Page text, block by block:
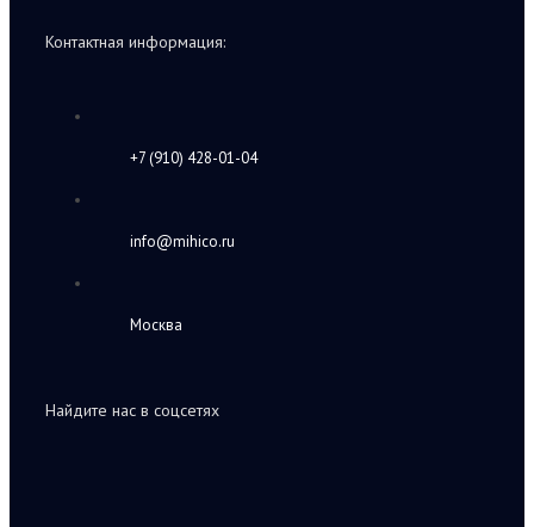
Контактная информация:
+7 (910) 428-01-04
info@mihico.ru
Москва
Найдите нас в соцсетях